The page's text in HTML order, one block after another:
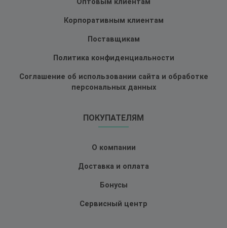
Корпоративным клиентам
Поставщикам
Политика конфиденциальности
Соглашение об использовании сайта и обработке
персональных данных
ПОКУПАТЕЛЯМ
О компании
Доставка и оплата
Бонусы
Сервисный центр